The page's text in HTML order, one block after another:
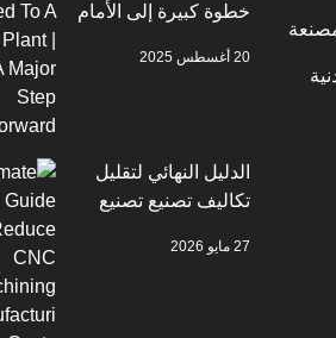
خطوة كبيرة إلى الأمام
20 أغسطس 2025
الدليل النهائي لتقليل
تكاليف تصنيع تصنيع
27 مايو 2026